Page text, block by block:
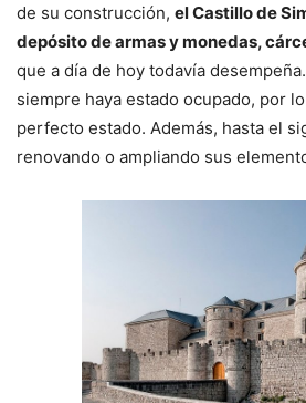
de su construcción, el Castillo de
depósito de armas y monedas,
que a día de hoy todavía
siempre haya estado ocupado, por
perfecto estado. Además, hasta el
renovando o ampliando sus